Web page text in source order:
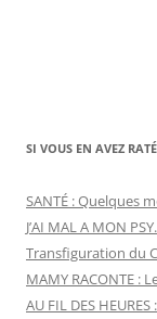
SI VOUS EN AVEZ
SANTÉ : Quelques
J’AI MAL A MON
Transfiguration du
MAMY RACONTE :
AU FIL DES